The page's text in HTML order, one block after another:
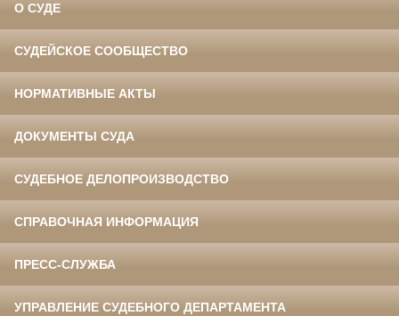
О СУДЕ
СУДЕЙСКОЕ СООБЩЕСТВО
НОРМАТИВНЫЕ АКТЫ
ДОКУМЕНТЫ СУДА
СУДЕБНОЕ ДЕЛОПРОИЗВОДСТВО
СПРАВОЧНАЯ ИНФОРМАЦИЯ
ПРЕСС-СЛУЖБА
УПРАВЛЕНИЕ СУДЕБНОГО ДЕПАРТАМЕНТА